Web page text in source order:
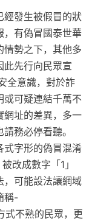
經發生被假冒的狀
，有偽冒國泰世華
情勢之下，其他多
此先行向民眾宣
全意識，對於詐
或可疑連結千萬不
網址的差異，多一
務必停看聽。
式字形的偽冒混淆
改成數字「1」
，可能設法讓網域
稱-
式不熟的民眾，更